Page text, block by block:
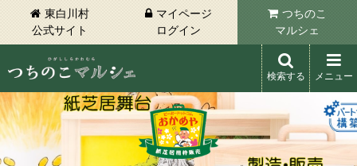
東白川村
公式サイト
マイページ
ログイン
つちのこ
マルシェ
東白川村 つちのこマルシェ
検索する メニュー